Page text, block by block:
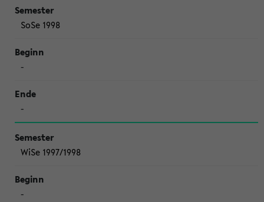
SoSe 1998
-
-
WiSe 1997/1998
-